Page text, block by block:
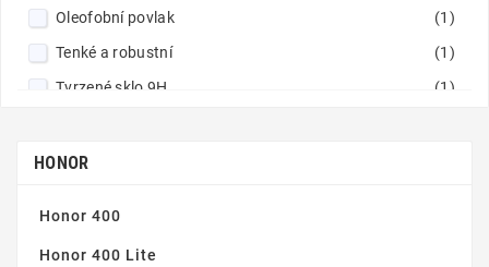
Oleofobní povlak
(1)
Tenké a robustní
(1)
Tvrzené sklo 9H
(1)
Zaoblené hrany
HONOR
Honor 400
Honor 400 Lite